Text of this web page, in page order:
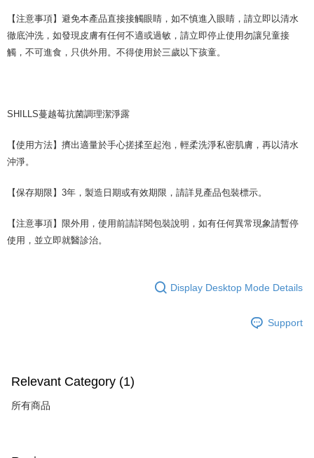
【注意事項】避免本產品直接接觸眼睛，如不慎進入眼睛，請立即以清水
徹底沖洗，如發現皮膚有任何不適或過敏，請立即停止使用勿讓兒童接
觸，不可進食，只供外用。不得使用於三歲以下孩童。
SHILLS蔓越莓抗菌調理潔淨露
【使用方法】擠出適量於手心搓揉至起泡，輕柔洗淨私密肌膚，再以清水
沖淨。
【保存期限】3年，製造日期或有效期限，請詳見產品包裝標示。
【注意事項】限外用，使用前請詳閱包裝說明，如有任何異常現象請暫停
使用，並立即就醫診治。
Display Desktop Mode Details
Support
Relevant Category (1)
所有商品